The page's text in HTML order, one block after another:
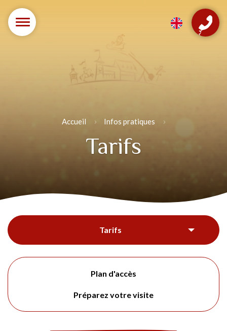
Accueil Infos pratiques
Tarifs
Tarifs
Plan d'accès
Préparez votre visite